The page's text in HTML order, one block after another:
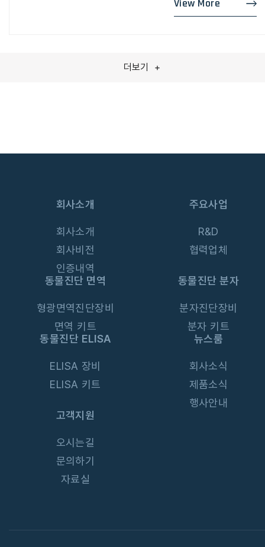
# 동물진단 # 분자진단키트
View More
더보기 +
회사소개
회사소개
회사비전
인증내역
주요사업
R&D
협력업체
동물진단 면역
형광면역진단장비
면역 키트
동물진단 분자
분자진단장비
분자 키트
동물진단 ELISA
ELISA 장비
ELISA 키트
뉴스룸
회사소식
제품소식
행사안내
고객지원
오시는길
문의하기
자료실